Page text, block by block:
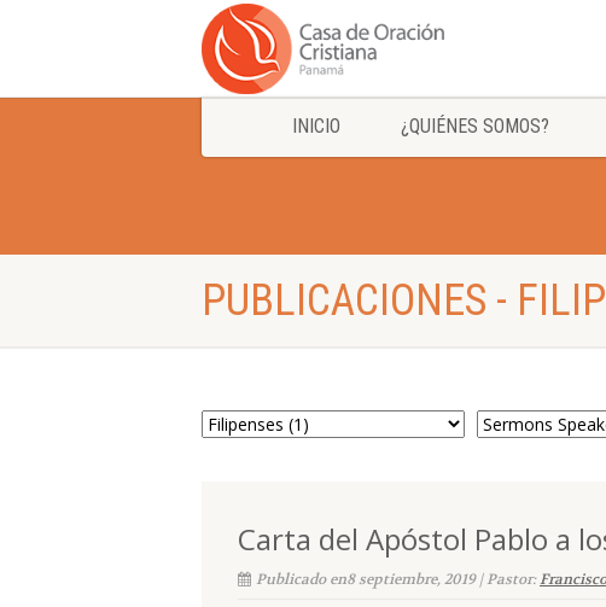
INICIO ¿QUIÉNES SOMOS?
PUBLICACIONES -
Carta del Apóstol Pablo a
Publicado en8 septiembre, 2019 | Pastor: